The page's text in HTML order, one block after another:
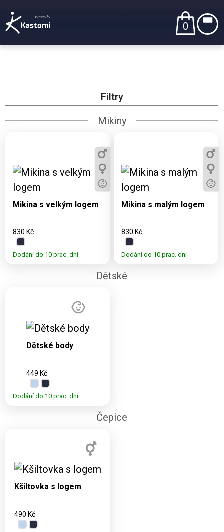
0
Filtry
Mikiny
Dostupné varianty:
3, 5, 7, 9, 11, S, M, L,
XL, XXL, 3XL
Mikina s velkým logem
830 Kč
Dodání do 10 prac. dní
Dostupné varianty:
3, 5, 7, 9, 11, S, M, L,
XL, XXL, 3XL
Mikina s malým logem
830 Kč
Dodání do 10 prac. dní
Dětské
Dostupné
varianty:
12M, 18M
Dětské body
449 Kč
Dodání do 10 prac. dní
Čepice
Dostupné varianty:
Kšiltovka s logem
490 Kč